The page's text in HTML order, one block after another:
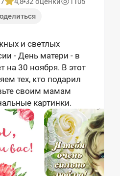
и светлых
- День матери - в
на 30 ноября. В этот
тех, кто подарил
своим мамам
картинки.